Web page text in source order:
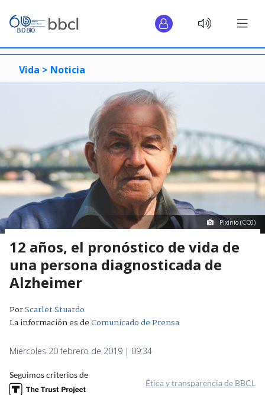
Vida > Noticia
Pixinio (CC0)
12 años, el pronóstico de vida de
una persona diagnosticada de
Alzheimer
PorScarlet Stuardo
La información es deComunicado de Prensa
Miércoles 20 febrero de 2019 | 09:34
Seguimos criterios de
Ética y transparencia de BBCL